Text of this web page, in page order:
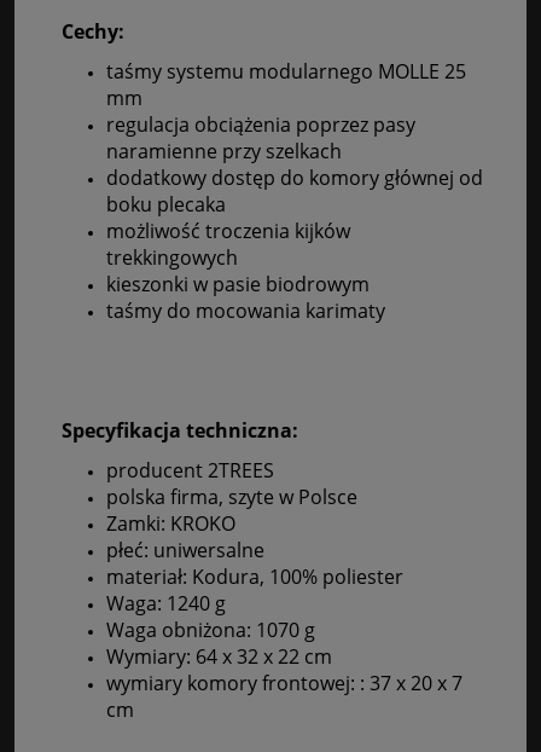
Cechy:
taśmy systemu modularnego MOLLE 25
mm
regulacja obciążenia poprzez pasy
naramienne przy szelkach
dodatkowy dostęp do komory głównej od
boku plecaka
możliwość troczenia kijków
trekkingowych
kieszonki w pasie biodrowym
taśmy do mocowania karimaty
Specyfikacja techniczna:
producent 2TREES
polska firma, szyte w Polsce
Zamki: KROKO
płeć: uniwersalne
materiał: Kodura, 100% poliester
Waga: 1240 g
Waga obniżona: 1070 g
Wymiary: 64 x 32 x 22 cm
wymiary komory frontowej: : 37 x 20 x 7
cm